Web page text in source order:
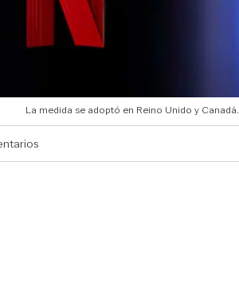
La medida se adoptó en Reino Unido y Canadá.